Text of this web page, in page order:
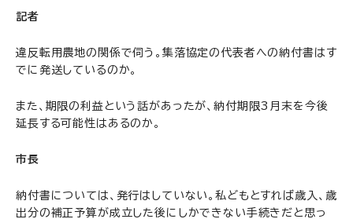
記者
違反転用農地の関係で伺う。集落協定の代表者への納付書はす
でに発送しているのか。
また、期限の利益という話があったが、納付期限3月末を今後
延長する可能性はあるのか。
市長
納付書については、発行はしていない。私どもとすれば歳入、歳
出分の補正予算が成立した後にしかできない手続きだと思っ